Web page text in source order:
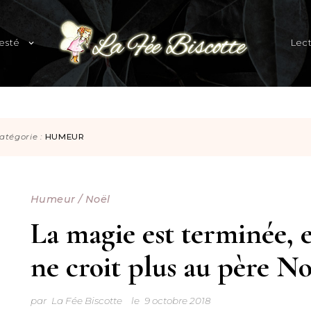
child
Blog familial et lifestyle
: HUMEUR
Humeur / Noël
La magie est terminée,
ne croit plus au père
par La Fée Biscotte le 9 octobre 2018